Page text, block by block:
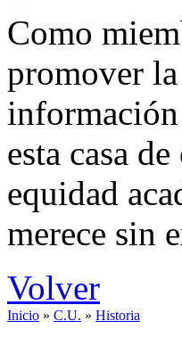
Como
promover
esta casa
equidad
merece sin
Volver
Inicio » C.U. » Historia